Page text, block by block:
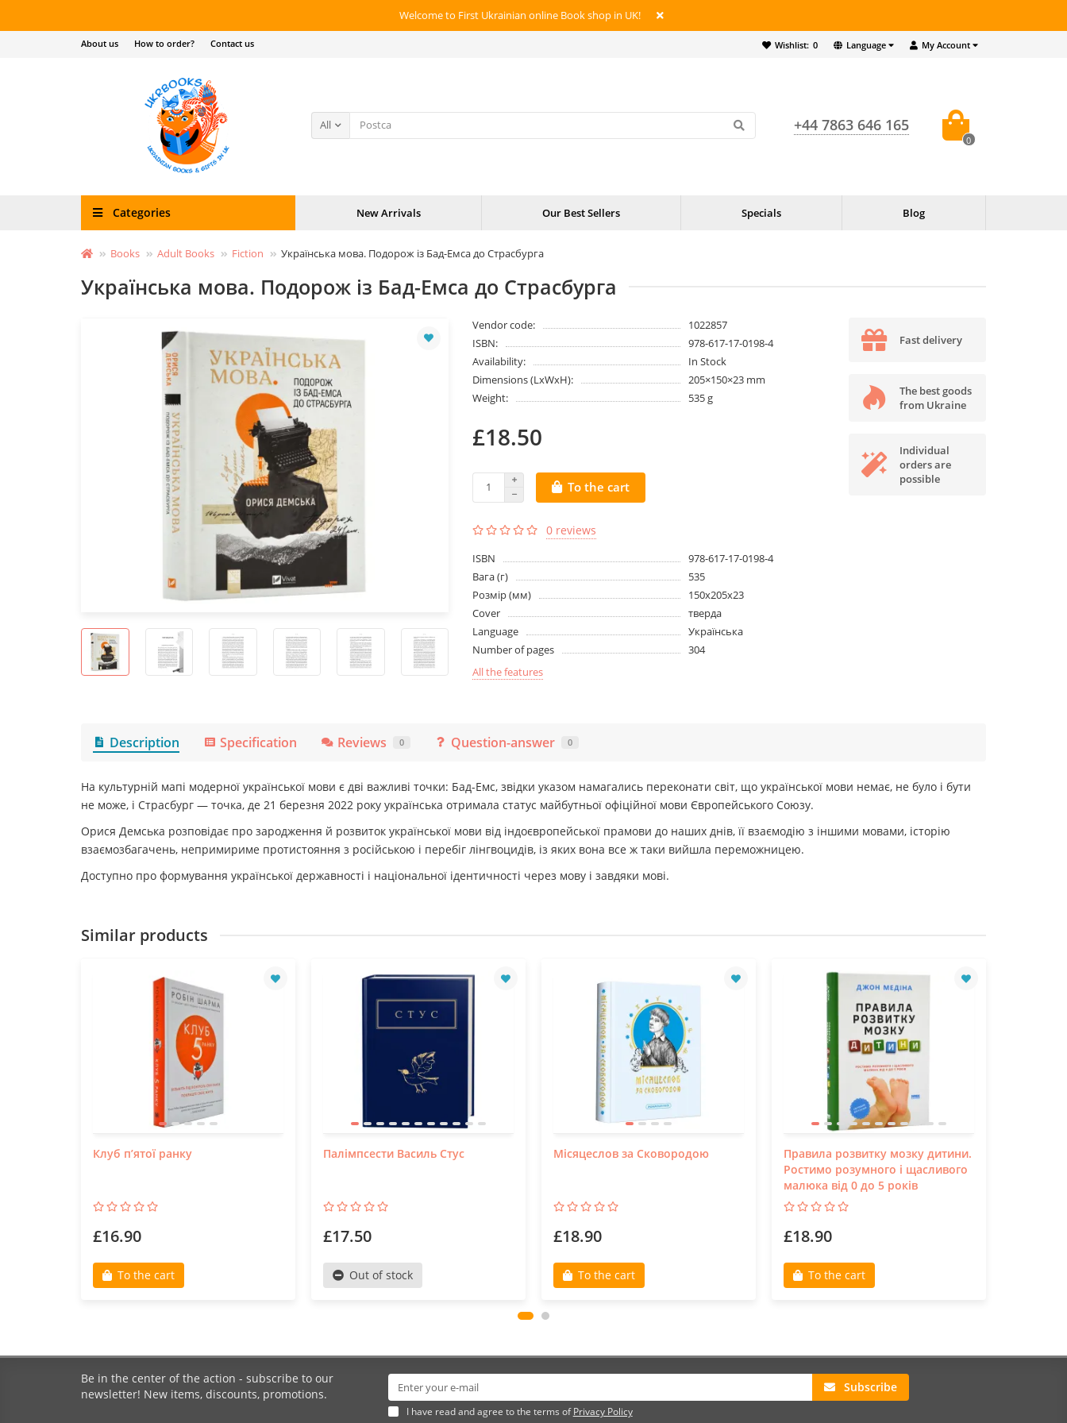
Welcome to First Ukrainian online Book shop in UK!
My Account
Language
Wishlist: 0
About us How to order? Contact us
All +44 7863 646 165
0
Categories New Arrivals Our Best Sellers Specials Blog
Books Adult Books Fiction Українська мова. Подорож із Бад-Емса до Страсбурга
Українська мова. Подорож із Бад-Емса до Страсбурга
Vendor code:
1022857
ISBN:
978-617-17-0198-4
Availability:
In Stock
Dimensions (LxWxH):
205×150×23 mm
Weight:
535 g
£18.50
To the cart
0 reviews
ISBN
978-617-17-0198-4
Вага (г)
535
Розмір (мм)
150х205х23
Cover
тверда
Language
Українська
Number of pages
304
All the features
Fast delivery
The best goods
from Ukraine
Individual
orders are
possible
Description Specification Reviews 0 Question-answer 0
На культурній мапі модерної української мови є дві важливі точки: Бад-Емс, звідки указом намагались переконати світ, що української мови немає, не було і бути
не може, і Страсбург — точка, де 21 березня 2022 року українська отримала статус майбутньої офіційної мови Європейського Союзу.
Орися Демська розповідає про зародження й розвиток української мови від індоєвропейської прамови до наших днів, її взаємодію з іншими мовами, історію
взаємозбагачень, непримириме протистояння з російською і перебіг лінгвоцидів, із яких вона все ж таки вийшла переможницею.
Доступно про формування української державності і національної ідентичності через мову і завдяки мові.
Similar products
Клуб п’ятої ранку
£16.90
To the cart
Палімпсести Василь Стус
£17.50
Out of stock
Місяцеслов за Сковородою
£18.90
To the cart
Правила розвитку мозку дитини.
Ростимо розумного і щасливого
малюка від 0 до 5 років
£18.90
To the cart
Be in the center of the action - subscribe to our
newsletter! New items, discounts, promotions.
Subscribe
I have read and agree to the terms ofPrivacy Policy